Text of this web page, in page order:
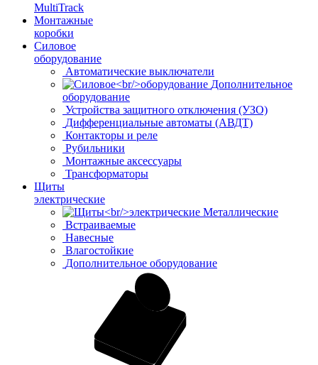
MultiTrack
Монтажные
коробки
Силовое
оборудование
Автоматические выключатели
Дополнительное
оборудование
Устройства защитного отключения (УЗО)
Дифференциальные автоматы (АВДТ)
Контакторы и реле
Рубильники
Монтажные аксессуары
Трансформаторы
Щиты
электрические
Металлические
Встраиваемые
Навесные
Влагостойкие
Дополнительное оборудование